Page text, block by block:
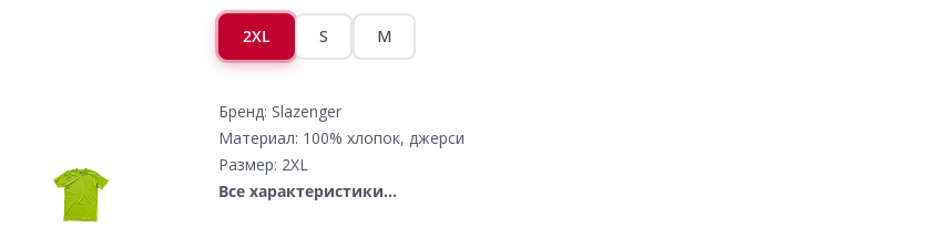
2XL S M
Бренд: Slazenger
Материал: 100% хлопок, джерси
Размер: 2XL
Все характеристики...